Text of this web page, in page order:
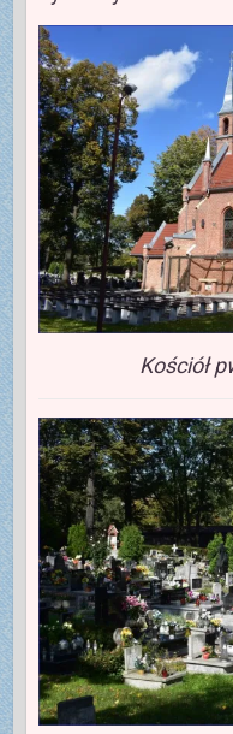
Kościół